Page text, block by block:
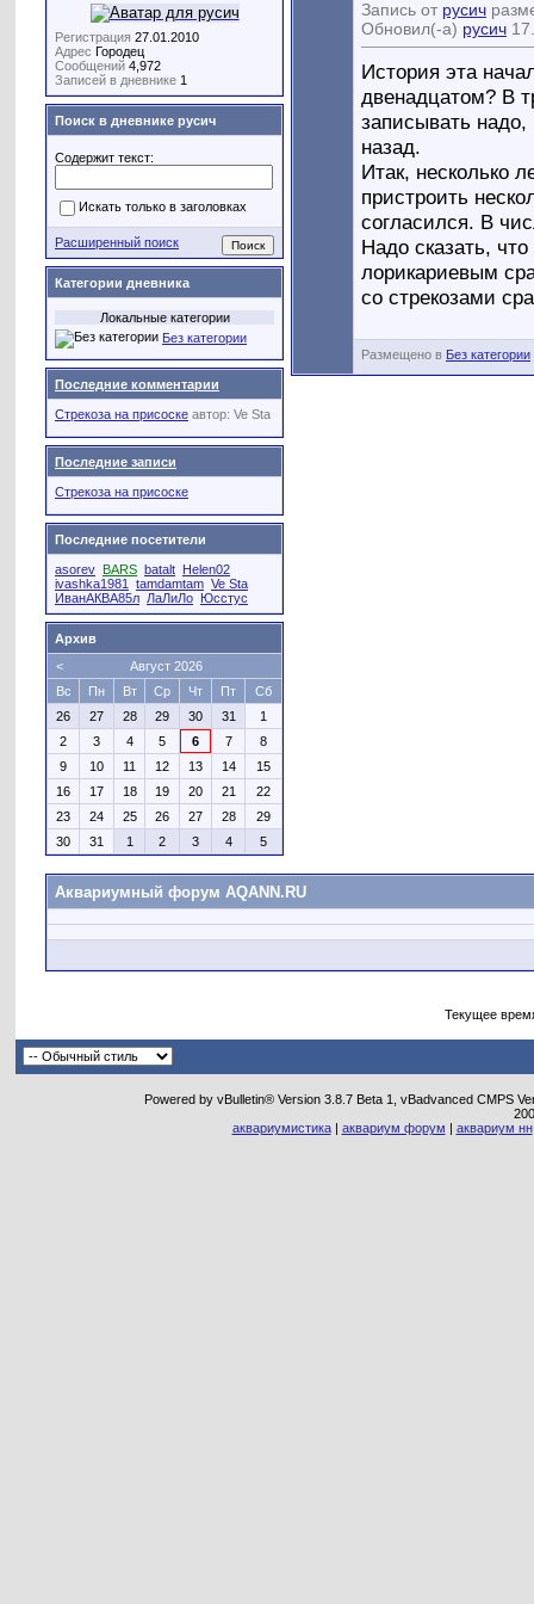
Запись от русич
Обновил(-а) русич
История эта
двенадцатом? В
записывать
назад.
Итак, несколько
пристроить
согласился. В
Надо сказать,
лорикариевым
со стрекозами
Размещено в Без категории
Регистрация 27.01.2010
Адрес Городец
Сообщений 4,972
Записей в дневнике 1
Поиск в дневнике русич
Содержит текст:
Искать только в заголовках
Расширенный поиск
Категории дневника
Локальные категории
Без категории
Последние комментарии
Стрекоза на присоске автор: Ve Sta
Последние записи
Стрекоза на присоске
Последние посетители
asorev BARS batalt
Helen02
ivashka1981 tamdamtam Ve Sta
ИванАКВА85л ЛаЛиЛо Юсстус
Архив
<
Август 2026
Вс
Пн Вт Ср Чт Пт
Сб
26
27 28 29 30 31
1
2
3 4 5 6 7
8
9
10 11 12 13 14
15
16
17 18 19 20 21
22
23
24 25 26 27 28
29
30
31 1 2 3 4 5
Аквариумный форум AQANN.RU
Текущее
Powered by vBulletin® Version 3.8.7 Beta 1, vBadvanced CMPS
аквариумистика| аквариум форум аквариум нн